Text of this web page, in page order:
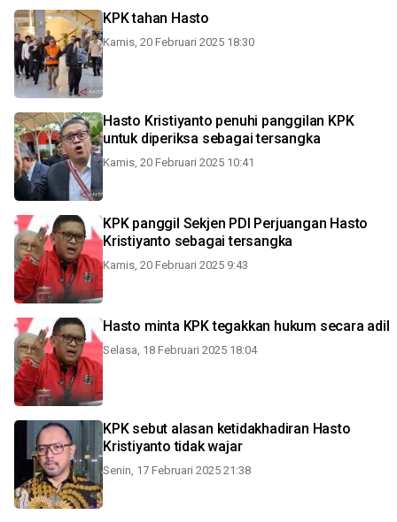
KPK tahan Hasto
Kamis, 20 Februari 2025 18:30
Hasto Kristiyanto penuhi panggilan KPK
untuk diperiksa sebagai tersangka
Kamis, 20 Februari 2025 10:41
KPK panggil Sekjen PDI Perjuangan Hasto
Kristiyanto sebagai tersangka
Kamis, 20 Februari 2025 9:43
Hasto minta KPK tegakkan hukum secara adil
Selasa, 18 Februari 2025 18:04
KPK sebut alasan ketidakhadiran Hasto
Kristiyanto tidak wajar
Senin, 17 Februari 2025 21:38